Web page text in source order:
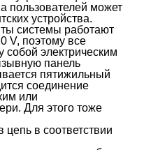
пользователей может
устройства.
системы работают
V, поэтому все
электрическим
панель
пятижильный
соединение
или
Для этого тоже
в соответствии